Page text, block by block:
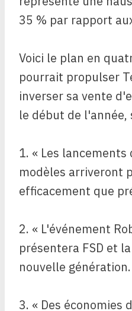
35 % par rapport
Voici le plan en
pourrait propulser
inverser sa vente
le début de l'année,
1. « Les lancements
modèles arriveront
efficacement que
2. « L'événement
présentera FSD et
nouvelle génération.
3. « Des économies